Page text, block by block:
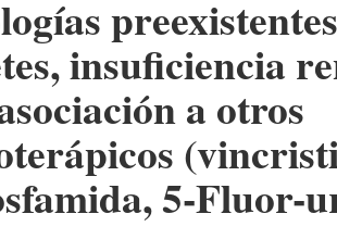
insuficiencia
a otros
5-